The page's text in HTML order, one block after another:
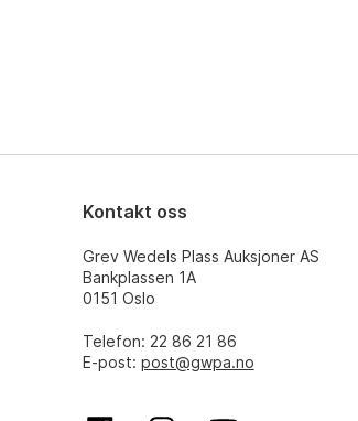
Kontakt oss
Grev Wedels Plass Auksjoner AS
Bankplassen 1A
0151 Oslo
Telefon: 22 86 21 86
E-post: post@gwpa.no